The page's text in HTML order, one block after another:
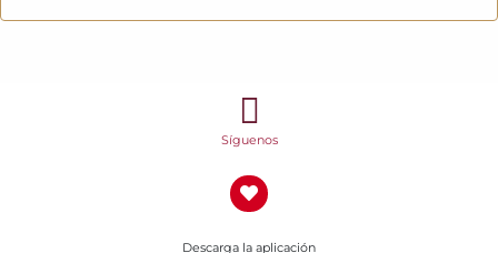
Síguenos
Descarga la aplicación